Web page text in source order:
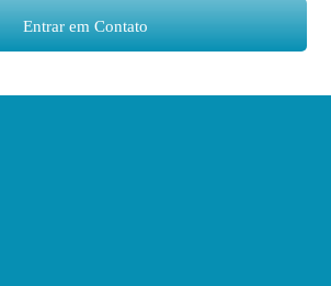
Entrar em Contato